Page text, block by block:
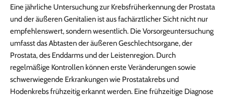
Eine jährliche Untersuchung zur Krebsfrüherkennung der Prostata
und der äußeren Genitalien ist aus fachärztlicher Sicht nicht nur
empfehlenswert, sondern wesentlich. Die Vorsorgeuntersuchung
umfasst das Abtasten der äußeren Geschlechtsorgane, der
Prostata, des Enddarms und der Leistenregion. Durch
regelmäßige Kontrollen können erste Veränderungen sowie
schwerwiegende Erkrankungen wie Prostatakrebs und
Hodenkrebs frühzeitig erkannt werden. Eine frühzeitige Diagnose